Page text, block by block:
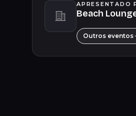
APRESENTADO
Beach
Outros eventos